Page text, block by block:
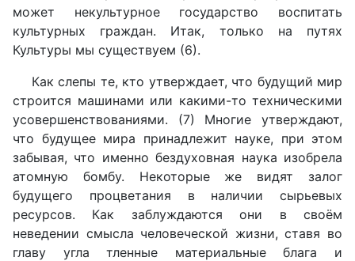
может некультурное государство воспитать
культурных граждан. Итак, только на путях
Культуры мы существуем (6).
Как слепы те, кто утверждает, что будущий мир
строится машинами или какими-то техническими
усовершенствованиями. (7) Многие утверждают,
что будущее мира принадлежит науке, при этом
забывая, что именно бездуховная наука изобрела
атомную бомбу. Некоторые же видят залог
будущего процветания в наличии сырьевых
ресурсов. Как заблуждаются они в своём
неведении смысла человеческой жизни, ставя во
главу угла тленные материальные блага и